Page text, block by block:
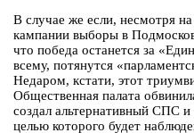
В случае же если, несмотря
кампании выборы в
что победа останется за
всему, потянутся
Недаром, кстати, этот
Общественная палата
создал альтернативный СПС
целью которого будет